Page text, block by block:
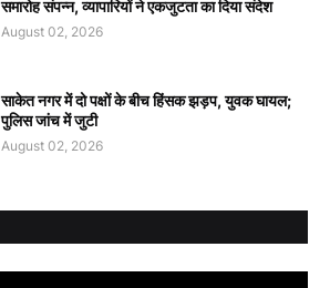
समारोह संपन्न, व्यापारियों ने एकजुटता का दिया संदेश
August 02, 2026
साकेत नगर में दो पक्षों के बीच हिंसक झड़प, युवक घायल;
पुलिस जांच में जुटी
August 02, 2026